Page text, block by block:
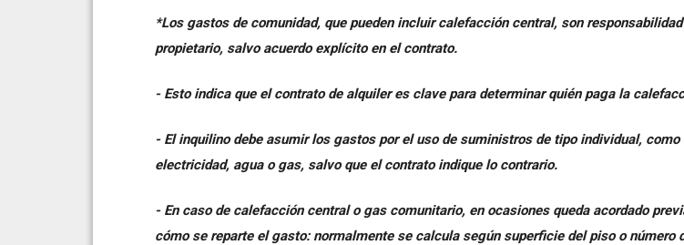
*Los gastos de comunidad, que pueden incluir calefacción central, son
propietario, salvo acuerdo explícito en el contrato.
- Esto indica que el contrato de alquiler es clave para determinar quién paga la
- El inquilino debe asumir los gastos por el uso de suministros de tipo individual, como
electricidad, agua o gas, salvo que el contrato indique lo contrario.
- En caso de calefacción central o gas comunitario, en ocasiones queda acordado
cómo se reparte el gasto: normalmente se calcula según superficie del piso o número